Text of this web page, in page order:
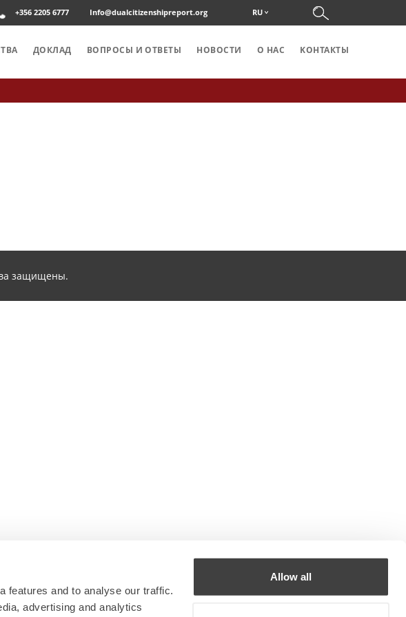
features and to analyse our traffic.
advertising and analytics
Allow all
+356 2205 6777 Info@dualcitizenshipreport.org RU
ДОКЛАД ВОПРОСЫ И ОТВЕТЫ НОВОСТИ О НАС KОНТАКТЫ
защищены.